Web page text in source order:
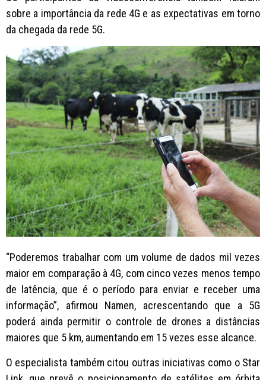
sobre a importância da rede 4G e as expectativas em torno
da chegada da rede 5G.
“Poderemos trabalhar com um volume de dados mil vezes
maior em comparação à 4G, com cinco vezes menos tempo
de latência, que é o período para enviar e receber uma
informação”, afirmou Namen, acrescentando que a 5G
poderá ainda permitir o controle de drones a distâncias
maiores que 5 km, aumentando em 15 vezes esse alcance.
O especialista também citou outras iniciativas como o Star